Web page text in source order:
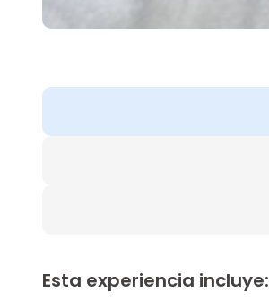
Esta experiencia incluye: